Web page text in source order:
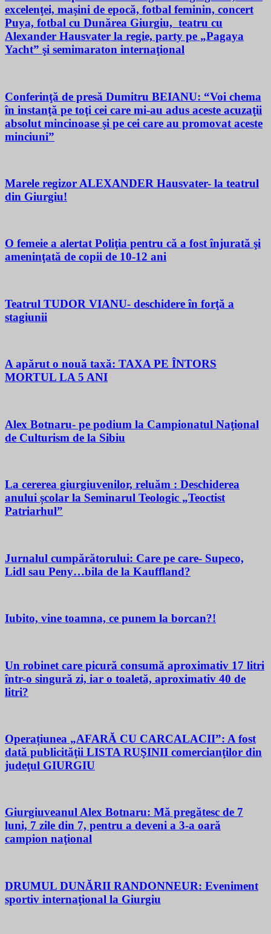
excelenţei, maşini de epocă, fotbal feminin, concert
Puya, fotbal cu Dunărea Giurgiu, teatru cu
Alexander Hausvater la regie, party pe „Pagaya
Yacht” şi semimaraton internaţional
Conferinţă de presă Dumitru BEIANU: “Voi chema
în instanţă pe toţi cei care mi-au adus aceste acuzaţii
absolut mincinoase şi pe cei care au promovat aceste
minciuni”
Marele regizor ALEXANDER Hausvater- la teatrul
din Giurgiu!
O femeie a alertat Poliţia pentru că a fost înjurată şi
ameninţată de copii de 10-12 ani
Teatrul TUDOR VIANU- deschidere în forţă a
stagiunii
A apărut o nouă taxă: TAXA PE ÎNTORS
MORTUL LA 5 ANI
Alex Botnaru- pe podium la Campionatul Naţional
de Culturism de la Sibiu
La cererea giurgiuvenilor, reluăm : Deschiderea
anului școlar la Seminarul Teologic „Teoctist
Patriarhul”
Jurnalul cumpărătorului: Care pe care- Supeco,
Lidl sau Peny…bila de la Kauffland?
Iubito, vine toamna, ce punem la borcan?!
Un robinet care picură consumă aproximativ 17 litri
într-o singură zi, iar o toaletă, aproximativ 40 de
litri?
Operațiunea „AFARĂ CU CARCALACII”: A fost
dată publicităţii LISTA RUŞINII comercianţilor din
judeţul GIURGIU
Giurgiuveanul Alex Botnaru: Mă pregătesc de 7
luni, 7 zile din 7, pentru a deveni a 3-a oară
campion naţional
DRUMUL DUNĂRII RANDONNEUR: Eveniment
sportiv internaţional la Giurgiu